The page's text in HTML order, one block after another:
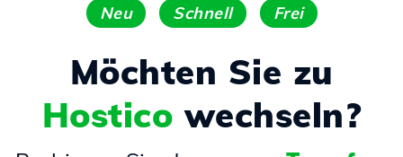
Neu Schnell Frei
Möchten Sie zu
Hostico wechseln?